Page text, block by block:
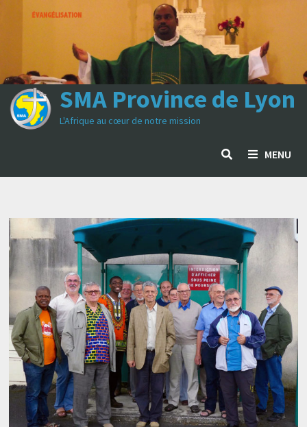
Passer
SMA Province de Lyon
L'Afrique au cœur de notre mission
MENU